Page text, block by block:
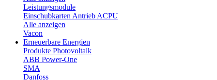
Leistungsmodule
Einschubkarten Antrieb ACPU
Alle anzeigen
Vacon
Erneuerbare Energien
Produkte Photovoltaik
ABB Power-One
SMA
Danfoss